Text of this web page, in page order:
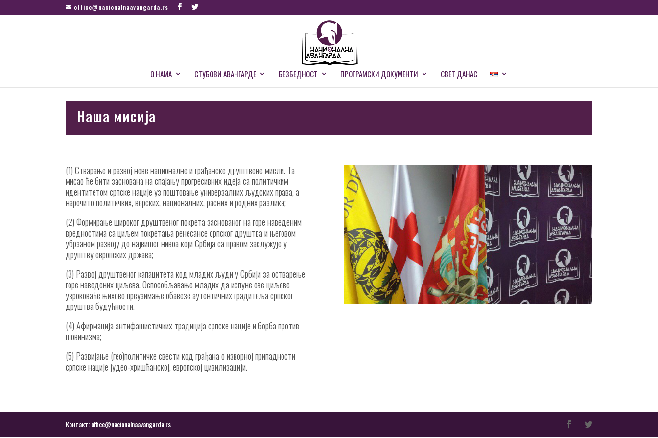
office@nacionalnaavangarda.rs
О НАМА СТУБОВИ АВАНГАРДЕ БЕЗБЕДНОСТ ПРОГРАМСКИ ДОКУМЕНТИ СВЕТ ДАНАС
Наша мисија
(1) Стварање и развој нове националне и грађанске друштвене мисли. Та
мисао ће бити заснована на спајању прогресивних идеја са политичким
идентитетом српске нације уз поштовање универзалних људских права, а
нарочито политичких, верских, националних, расних и родних разлика;
(2) Формирање широког друштвеног покрета заснованог на горе наведеним
вредностима са циљем покретања ренесансе српског друштва и његовом
убрзаном развоју до највишег нивоа који Србија са правом заслужује у
друштву европских држава;
(3) Развој друштвеног капацитета код младих људи у Србији за остварење
горе наведених циљева. Оспособљавање младих да испуне ове циљеве
узроковаће њихово преузимање обавезе аутентичних градитеља српског
друштва будућности.
(4) Афирмација антифашистичких традиција српске нације и борба против
шовинизма;
(5) Развијање (гео)политичке свести код грађана о изворној припадности
српске нације јудео-хришћанској, европској цивилизацији.
Контакт: office@nacionalnaavangarda.rs